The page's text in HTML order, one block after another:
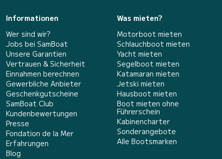
Informationen
Wer sind wir?
Jobs bei SamBoat
Unsere Garantien
Vertrauen & Sicherheit
Einnahmen berechnen
Gewerbliche Anbieter
Geschenkgutscheine
SamBoat Club
Kundenbewertungen
Presse
Fondation de la Mer
Erfahrungen
Blog
Was mieten?
Motorboot mieten
Schlauchboot mieten
Yacht mieten
Segelboot mieten
Katamaran mieten
Jetski mieten
Hausboot mieten
Boot mieten ohne
Führerschein
Kabinencharter
Sonderangebote
Alle Bootsmarken